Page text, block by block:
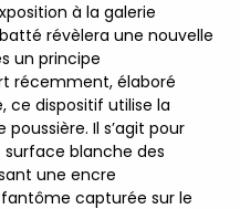
à la galerie
révèlera une nouvelle
un principe
récemment, élaboré
ce dispositif utilise la
Il s’agit pour
surface blanche des
une encre
fantôme capturée sur le